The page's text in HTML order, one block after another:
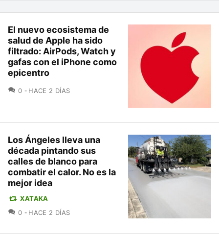
El nuevo ecosistema de
salud de Apple ha sido
filtrado: AirPods, Watch y
gafas con el iPhone como
epicentro
0 COMENTARIOS
HACE 2 DÍAS
Los Ángeles lleva una
década pintando sus
calles de blanco para
combatir el calor. No es la
mejor idea
XATAKA
0 COMENTARIOS
HACE 2 DÍAS